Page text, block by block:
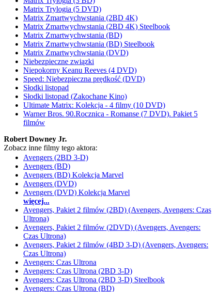
Matrix Trylogia (5 DVD)
Matrix Zmartwychwstania (2BD 4K)
Matrix Zmartwychwstania (2BD 4K) Steelbook
Matrix Zmartwychwstania (BD)
Matrix Zmartwychwstania (BD) Steelbook
Matrix Zmartwychwstania (DVD)
Niebezpieczne związki
Niepokorny Keanu Reeves (4 DVD)
Speed: Niebezpieczna prędkość (DVD)
Słodki listopad
Słodki listopad (Zakochane Kino)
Ultimate Matrix: Kolekcja - 4 filmy (10 DVD)
Warner Bros. 90.Rocznica - Romanse (7 DVD). Pakiet 5
filmów
Robert Downey Jr.
Zobacz inne filmy tego aktora:
Avengers (2BD 3-D)
Avengers (BD)
Avengers (BD) Kolekcja Marvel
Avengers (DVD)
Avengers (DVD) Kolekcja Marvel
więcej...
Avengers, Pakiet 2 filmów (2BD) (Avengers, Avengers: Czas
Ultrona)
Avengers, Pakiet 2 filmów (2DVD) (Avengers, Avengers:
Czas Ultrona)
Avengers, Pakiet 2 filmów (4BD 3-D) (Avengers, Avengers:
Czas Ultrona)
Avengers: Czas Ultrona
Avengers: Czas Ultrona (2BD 3-D)
Avengers: Czas Ultrona (2BD 3-D) Steelbook
Avengers: Czas Ultrona (BD)